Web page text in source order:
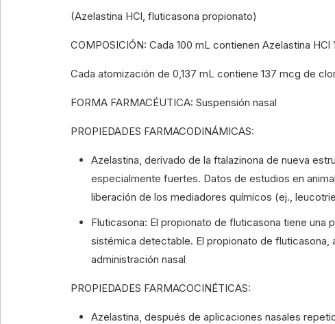
(Azelastina HCl, fluticasona propionato)
COMPOSICIÓN: Cada 100 mL contienen Azelastina
Cada atomización de 0,137 mL contiene 137 mcg de
FORMA FARMACÉUTICA: Suspensión nasal
PROPIEDADES FARMACODINÁMICAS:
Azelastina, derivado de la ftalazinona de nueva
especialmente fuertes. Datos de estudios en
liberación de los mediadores químicos (ej.,
Fluticasona: El propionato de fluticasona tiene
sistémica detectable. El propionato de
administración nasal
PROPIEDADES FARMACOCINÉTICAS:
Azelastina, después de aplicaciones nasales